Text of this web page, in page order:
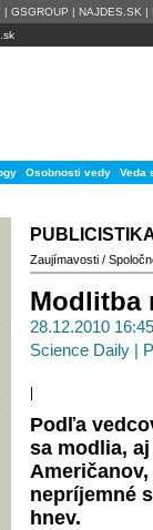
| GSGROUP | NAJDES.SK |
Osobnosti vedy Veda
Zaujímavosti /
Modlitba
28.12.2010
Science Daily |
Podľa
sa modlia,
nepríjemné
hnev.